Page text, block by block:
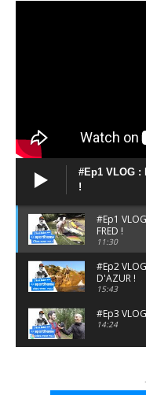
#Ep1 VLOG :
!
#Ep1
FRED !
11:30
#Ep2
D'AZUR !
15:43
#Ep3
14:24